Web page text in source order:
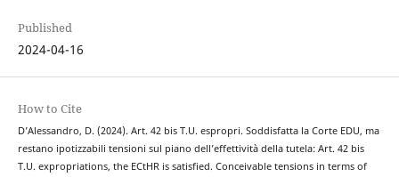
Published
2024-04-16
How to Cite
D’Alessandro, D. (2024). Art. 42 bis T.U. espropri. Soddisfatta la Corte EDU, ma
restano ipotizzabili tensioni sul piano dell’effettività della tutela: Art. 42 bis
T.U. expropriations, the ECtHR is satisfied. Conceivable tensions in terms of